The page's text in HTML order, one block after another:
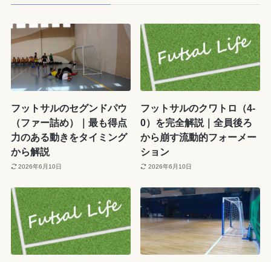
フットサルのセグンドパウ
（ファー詰め）｜最も得点
力のある動きをタイミング
から解説
2026年6月10日
フットサルのクワトロ（4-
0）を完全解説｜全員後ろ
から崩す流動的フォーメー
ション
2026年6月10日